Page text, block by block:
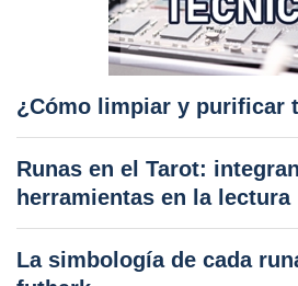
¿Cómo limpiar y purificar
Runas en el Tarot:
herramientas en la lectura
La simbología de cada